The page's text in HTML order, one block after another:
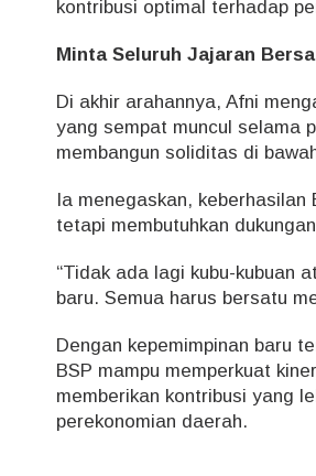
kontribusi optimal terhadap
Minta Seluruh Jajaran
Di akhir arahannya, Afni
yang sempat muncul selama
membangun soliditas di
Ia menegaskan,
tetapi membutuhkan
“Tidak ada lagi kubu-kubuan
baru. Semua harus bersatu
Dengan kepemimpinan baru
BSP mampu memperkuat
memberikan kontribusi yang
perekonomian daerah.